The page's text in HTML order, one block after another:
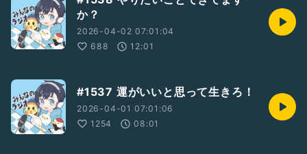
か？
2026-04-02 07:01:04
688
12:01
#1537 運がいいと思って生きろ！
2026-04-01 07:01:06
1254
08:01